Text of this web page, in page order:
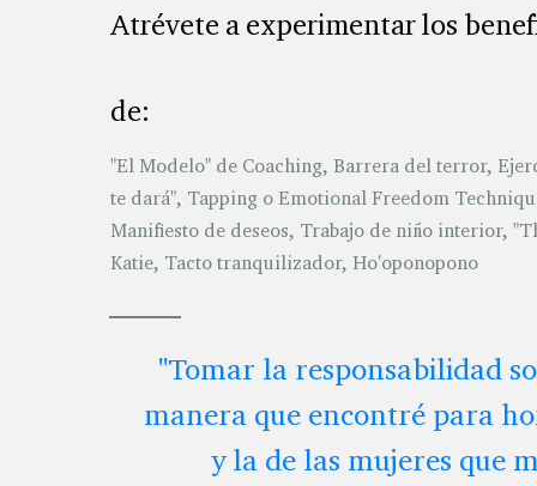
Atrévete a experimentar los
de:
"El Modelo" de Coaching, Barrera del terror,
te dará", Tapping o Emotional Freedom
Manifiesto de deseos, Trabajo de niño interior,
Katie, Tacto tranquilizador, Ho'oponopono
"Tomar la responsabilidad
manera que encontré para
y la de las mujeres que